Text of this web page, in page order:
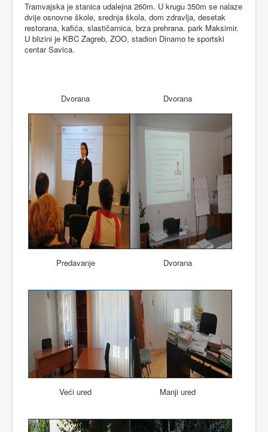
Tramvajska je stanica udalejna 260m. U krugu 350m se nalaze
dvije osnovne škole, srednja škola, dom zdravlja, desetak
restorana, kafića, slastičarnica, brza prehrana. park Maksimir.
U blizini je KBC Zagreb, ZOO, stadion Dinamo te sportski
centar Savica.
Dvorana Dvorana
Predavanje Dvorana
Veći ured Manji ured